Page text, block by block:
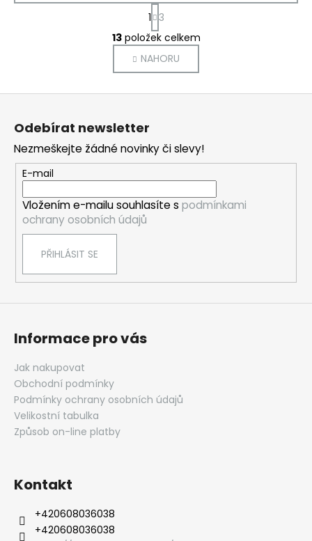
O
v
l
á
d
p
r
v
k
y
u
S
t
r
á
n
k
o
í
1 3
13položek celkem
NAHORU
Odebírat newsletter
Nezmeškejte žádné novinky či slevy!
E-mail
Vložením e-mailu souhlasíte s podmínkami
ochrany osobních údajů
PŘIHLÁSIT SE
Informace pro vás
Jak nakupovat
Obchodní podmínky
Podmínky ochrany osobních údajů
Velikostní tabulka
Způsob on-line platby
Kontakt
‭+420608036038
‭+420608036038